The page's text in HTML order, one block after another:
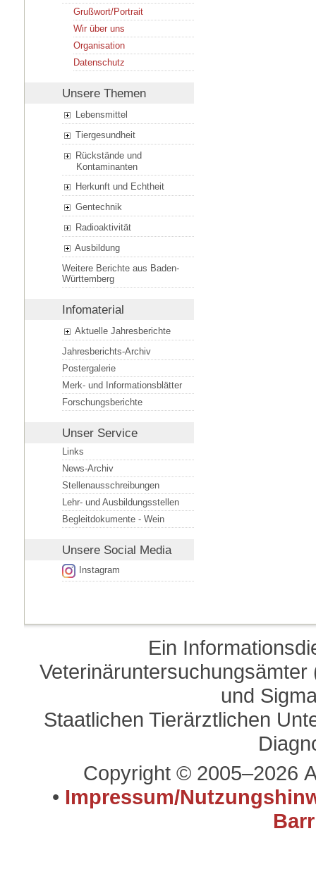
Grußwort/Portrait
Wir über uns
Organisation
Datenschutz
Unsere Themen
Lebensmittel
Tiergesundheit
Rückstände und
Kontaminanten
Herkunft und Echtheit
Gentechnik
Radioaktivität
Ausbildung
Weitere Berichte aus Baden-
Württemberg
Infomaterial
Aktuelle Jahresberichte
Jahresberichts-Archiv
Postergalerie
Merk- und Informationsblätter
Forschungsberichte
Unser Service
Links
News-Archiv
Stellenausschreibungen
Lehr- und Ausbildungsstellen
Begleitdokumente - Wein
Unsere Social Media
Instagram
Ein
und
Staatlichen Tierärztlichen
Copyright © 2005–2026
• Impressum/